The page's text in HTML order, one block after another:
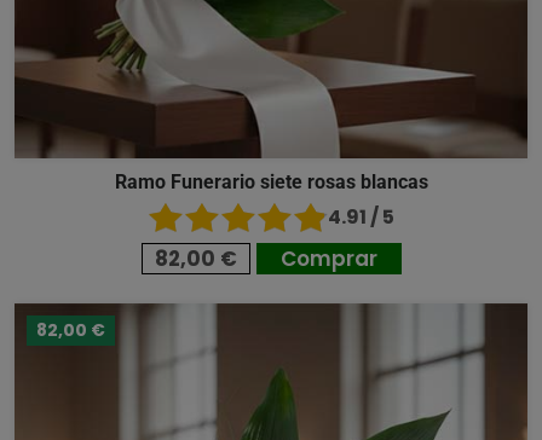
Ramo Funerario siete rosas blancas
4.91 / 5
82,00 € Comprar
82,00 €